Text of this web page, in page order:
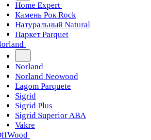
Home Expert
Камень Рок Rock
Натуральный Natural
Паркет Parquet
Norland
Norland Neowood
Lagom Parquete
Sigrid
Sigrid Plus
Sigrid Superior ABA
Vakre